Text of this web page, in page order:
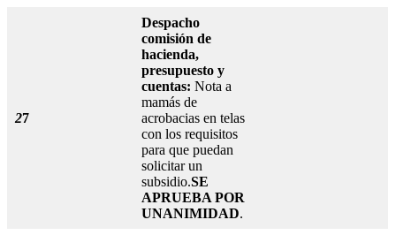
27
Despacho
comisión de
hacienda,
presupuesto y
cuentas: Nota a
mamás de
acrobacias en telas
con los requisitos
para que puedan
solicitar un
subsidio.SE
APRUEBA POR
UNANIMIDAD.